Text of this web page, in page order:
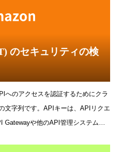
関数が自動で作られている、これ
に.envを作成し、実行時にdotenvで
を含めたサイズが220MB以下にな
で凌いだShopifyのセッション管理
更結末LambdaからRDSへの接続を
a
のセキュリティの検
へのアクセスを認証するためにクラ
文字列です。APIキーは、APIリクエ
Gatewayや他のAPI管理システムで